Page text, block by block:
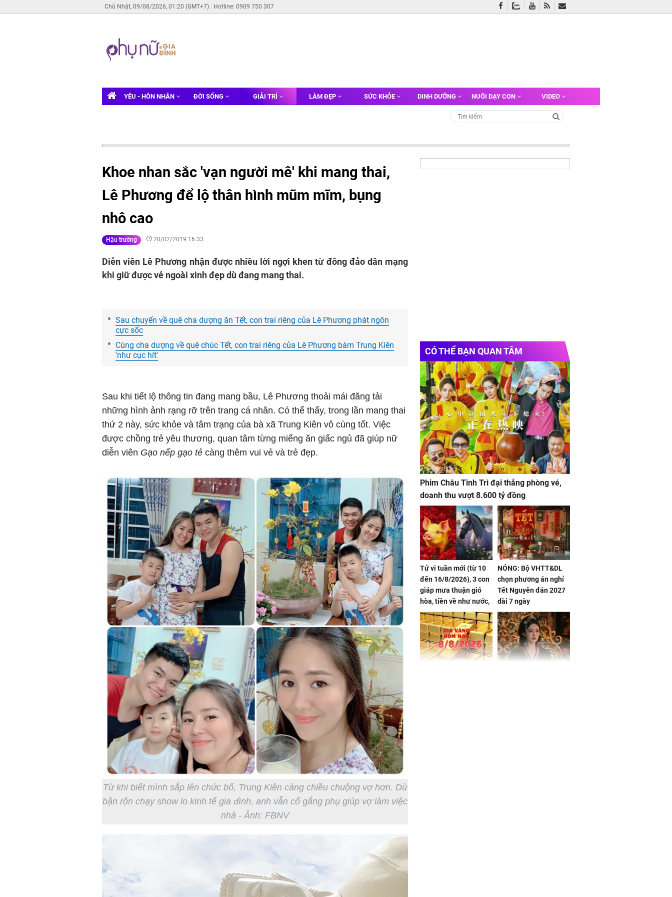
Chủ Nhật, 09/08/2026, 01:20 (GMT+7) Hotline: 0909 750 307
YÊU - HÔN NHÂN ĐỜI SỐNG GIẢI TRÍ LÀM ĐẸP SỨC KHỎE DINH DƯỠNG NUÔI DẠY CON VIDEO
Khoe nhan sắc 'vạn người mê' khi mang thai,
Lê Phương để lộ thân hình mũm mĩm, bụng
nhô cao
Hậu trường 20/02/2019 16:33
Diễn viên Lê Phương nhận được nhiều lời ngợi khen từ đông đảo dân mạng
khi giữ được vẻ ngoài xinh đẹp dù đang mang thai.
Sau chuyến về quê cha dượng ăn Tết, con trai riêng của Lê Phương phát ngôn
cực sốc
Cùng cha dượng về quê chúc Tết, con trai riêng của Lê Phương bám Trung Kiên
'như cục hít'
Sau khi tiết lộ thông tin đang mang bầu, Lê Phương thoải mái đăng tải
những hình ảnh rạng rỡ trên trang cá nhân. Có thể thấy, trong lần mang thai
thứ 2 này, sức khỏe và tâm trạng của bà xã Trung Kiên vô cùng tốt. Việc
được chồng trẻ yêu thương, quan tâm từng miếng ăn giấc ngủ đã giúp nữ
diễn viên Gạo nếp gạo tẻ càng thêm vui vẻ và trẻ đẹp.
Từ khi biết mình sắp lên chức bố, Trung Kiên càng chiều chuộng vợ hơn. Dù
bận rộn chạy show lo kinh tế gia đình, anh vẫn cố gắng phụ giúp vợ làm việc
nhà - Ảnh: FBNV
CÓ THỂ BẠN QUAN TÂM
Phim Châu Tinh Trì đại thắng phòng vé,
doanh thu vượt 8.600 tỷ đồng
Tử vi tuần mới (từ 10
đến 16/8/2026), 3 con
giáp mưa thuận gió
hòa, tiền về như nước,
bạc vàng dư dả, Phú
Quý Vinh Hoa, vận
trình khai sáng
NÓNG: Bộ VHTT&DL
chọn phương án nghỉ
Tết Nguyên đán 2027
dài 7 ngày